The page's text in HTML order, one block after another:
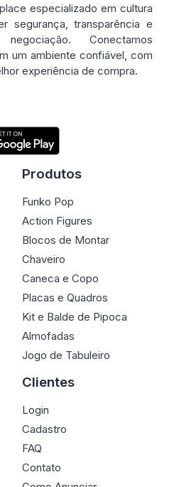
especializado em cultura
segurança, transparência e
Conectamos
um ambiente confiável, com
experiência de compra.
Produtos
Funko Pop
Action Figures
Blocos de Montar
Chaveiro
Caneca e Copo
Placas e Quadros
Kit e Balde de Pipoca
Almofadas
Jogo de Tabuleiro
Clientes
Login
Cadastro
FAQ
Contato